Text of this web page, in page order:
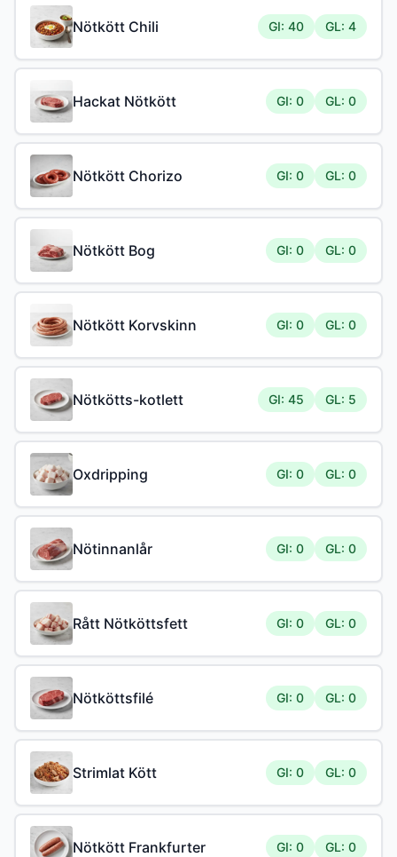
Nötkött Chili GI: 40 GL: 4
Hackat Nötkött GI: 0 GL: 0
Nötkött Chorizo GI: 0 GL: 0
Nötkött Bog GI: 0 GL: 0
Nötkött Korvskinn GI: 0 GL: 0
Nötkötts-kotlett GI: 45 GL: 5
Oxdripping GI: 0 GL: 0
Nötinnanlår GI: 0 GL: 0
Rått Nötköttsfett GI: 0 GL: 0
Nötköttsfilé GI: 0 GL: 0
Strimlat Kött GI: 0 GL: 0
Nötkött Frankfurter GI: 0 GL: 0